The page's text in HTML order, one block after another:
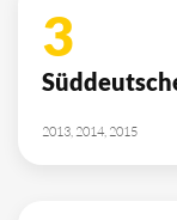
3
2013, 2014, 2015